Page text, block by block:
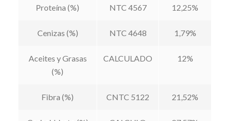
Proteína (%) NTC 4567 12,25%
Cenizas (%) NTC 4648 1,79%
Aceites y Grasas
(%)
CALCULADO 12%
Fibra (%) CNTC 5122 21,52%